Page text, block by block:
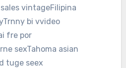
vintageFilipina
bi vvideo
fre por
sexTahoma asian
tuge seex